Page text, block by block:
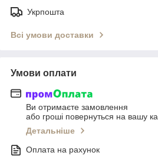
Укрпошта
Всі умови доставки
Умови оплати
Ви отримаєте замовлення
або гроші повернуться на вашу
Детальніше
Оплата на рахунок